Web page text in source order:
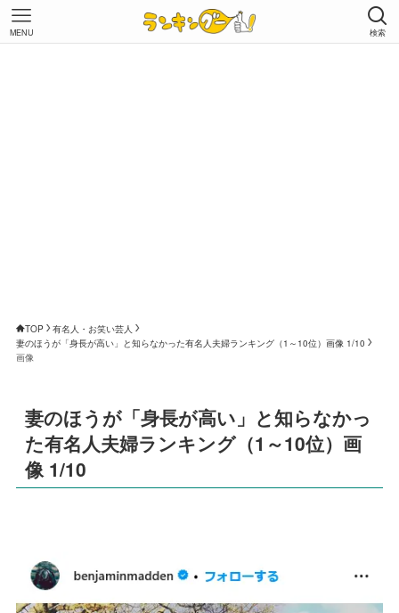
検索
MENU
TOP
有名人・お笑い芸人
妻のほうが「身長が高い」と知らなかった有名人夫婦ランキング（1～10位）画像 1/10
画像
妻のほうが「身長が高い」と知らなかっ
た有名人夫婦ランキング（1～10位）画
像 1/10